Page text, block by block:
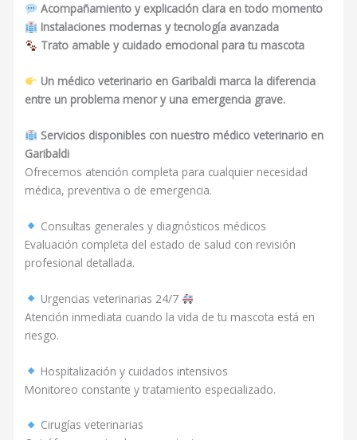
Acompañamiento y explicación clara en todo momento
Instalaciones modernas y tecnología avanzada
Trato amable y cuidado emocional para tu mascota
Un médico veterinario en Garibaldi marca la diferencia
entre un problema menor y una emergencia grave.
Servicios disponibles con nuestro médico veterinario en
Garibaldi
Ofrecemos atención completa para cualquier necesidad
médica, preventiva o de emergencia.
Consultas generales y diagnósticos médicos
Evaluación completa del estado de salud con revisión
profesional detallada.
Urgencias veterinarias 24/7
Atención inmediata cuando la vida de tu mascota está en
riesgo.
Hospitalización y cuidados intensivos
Monitoreo constante y tratamiento especializado.
Cirugías veterinarias